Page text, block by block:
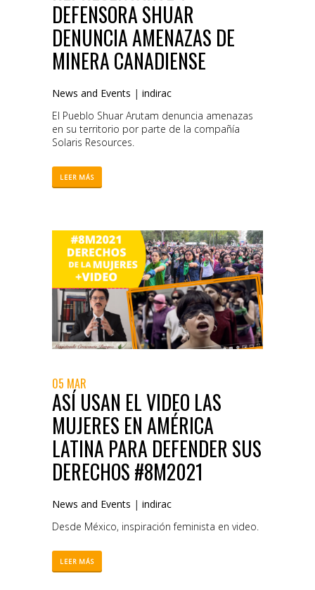
DEFENSORA SHUAR
DENUNCIA AMENAZAS DE
MINERA CANADIENSE
News and Events | indirac
El Pueblo Shuar Arutam denuncia amenazas
en su territorio por parte de la compañía
Solaris Resources.
LEER MÁS
05 MAR
ASÍ USAN EL VIDEO LAS
MUJERES EN AMÉRICA
LATINA PARA DEFENDER SUS
DERECHOS #8M2021
News and Events | indirac
Desde México, inspiración feminista en video.
LEER MÁS